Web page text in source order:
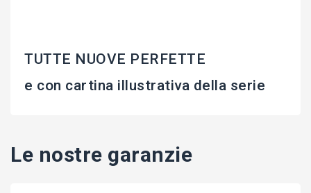
TUTTE NUOVE PERFETTE
e con cartina illustrativa della serie
Le nostre garanzie